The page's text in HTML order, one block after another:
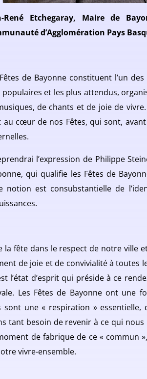
René Etchegaray, Maire de
d’Agglomération Pays
de Bayonne constituent l’un
populaires et les plus attendus,
de chants et de joie de
au cœur de nos Fêtes, qui sont,
l’expression de Philippe
qui qualifie les Fêtes de
notion est consubstantielle de
la fête dans le respect de notre ville
de joie et de convivialité à toutes
l’état d’esprit qui préside à ce
Les Fêtes de Bayonne ont une
sont une « respiration »
tant besoin de revenir à ce qui nous
de fabrique de ce « commun
vivre-ensemble.